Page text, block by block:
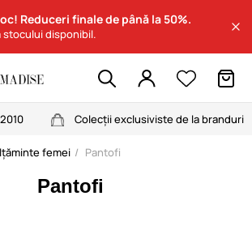
Reduceri finale de până la 50%.
stocului disponibil.
Colecții exclusiviste de la branduri
femei Pantofi
Pantofi